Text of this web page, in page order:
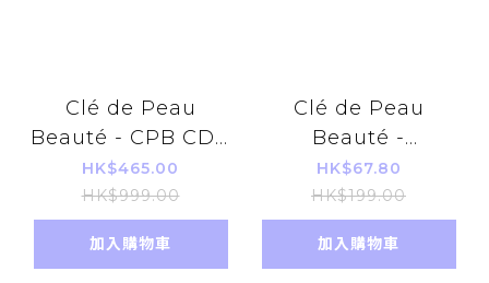
Clé de Peau
Beauté - CPB CDP
肌膚之鑰 全效修護細
胞防曬乳霜 SPF 50+
PA++++ 50g [平行進
口]
HK$465.00
HK$999.00
加入購物車
Clé de Peau
Beauté -
(1070176)CPB CBP
肌膚之鑰 高效煥活眼
霜 / 4D緊致撫紋精華
眼霜 2ml [平行進口]
HK$67.80
HK$199.00
加入購物車